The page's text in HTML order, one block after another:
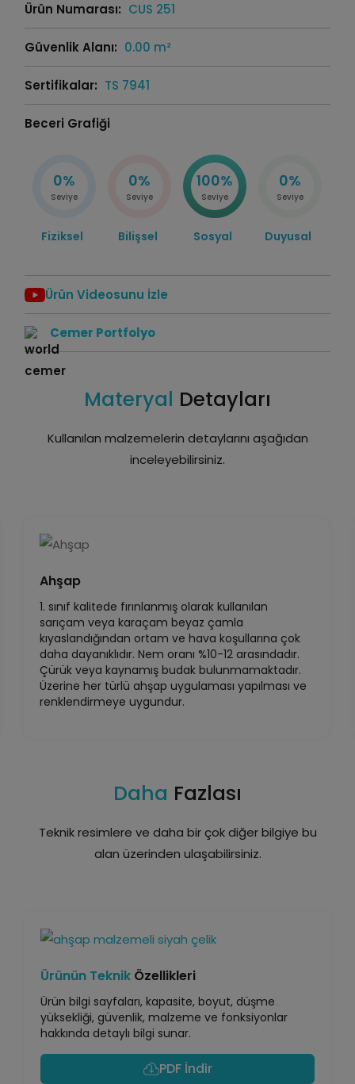
Ürün Numarası: CUS 251
Güvenlik Alanı: 0.00 m²
Sertifikalar: TS 7941
Beceri Grafiği
0%
Seviye
Fiziksel
0%
Seviye
Bilişsel
100%
Seviye
Sosyal
0%
Seviye
Duyusal
Ürün Videosunu İzle
Cemer Portfolyo
Materyal Detayları
Kullanılan malzemelerin detaylarını aşağıdan
inceleyebilirsiniz.
Ahşap
1. sınıf kalitede fırınlanmış olarak kullanılan
sarıçam veya karaçam beyaz çamla
kıyaslandığından ortam ve hava koşullarına çok
daha dayanıklıdır. Nem oranı %10-12 arasındadır.
Çürük veya kaynamış budak bulunmamaktadır.
Üzerine her türlü ahşap uygulaması yapılması ve
renklendirmeye uygundur.
Daha Fazlası
Teknik resimlere ve daha bir çok diğer bilgiye bu
alan üzerinden ulaşabilirsiniz.
Ürünün Teknik Özellikleri
Ürün bilgi sayfaları, kapasite, boyut, düşme
yüksekliği, güvenlik, malzeme ve fonksiyonlar
hakkında detaylı bilgi sunar.
PDF İndir